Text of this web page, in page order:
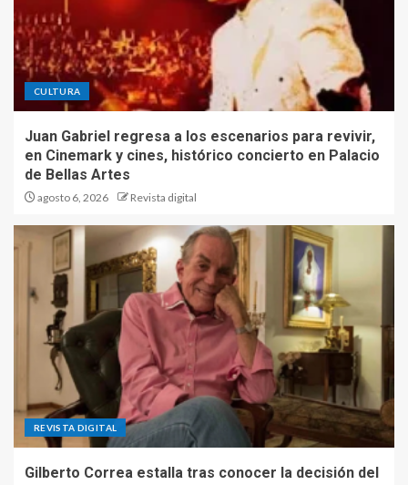
CULTURA
Juan Gabriel regresa a los escenarios para revivir,
en Cinemark y cines, histórico concierto en Palacio
de Bellas Artes
agosto 6, 2026 Revista digital
REVISTA DIGITAL
Gilberto Correa estalla tras conocer la decisión del